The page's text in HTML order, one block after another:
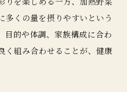
多くの量を摂りやすいという
目的や体調、家族構成に合わ
く組み合わせることが、健康